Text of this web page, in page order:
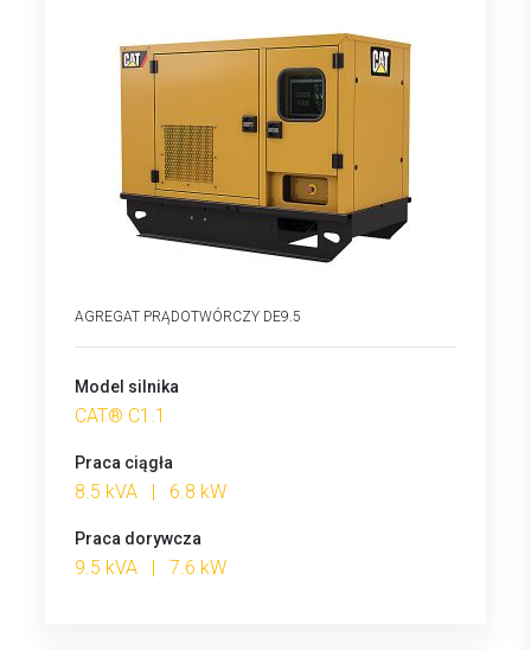
AGREGAT PRĄDOTWÓRCZY DE9.5
Model silnika
CAT® C1.1
Praca ciągła
8.5 kVA | 6.8 kW
Praca dorywcza
9.5 kVA | 7.6 kW